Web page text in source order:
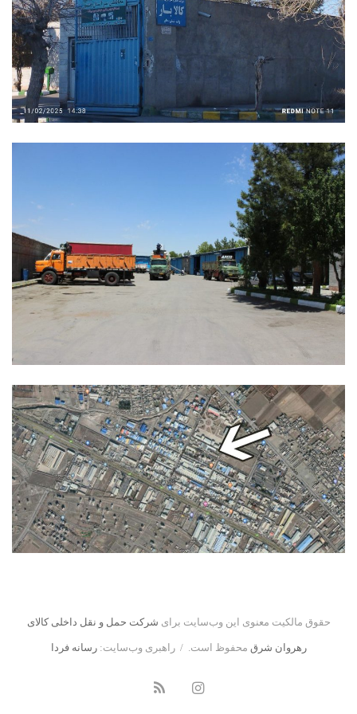
حقوق مالکیت معنوی این وب‌سایت برای شرکت حمل و نقل داخلی کالای
رهروان شرق محفوظ است. / راهبری وب‌سایت:رسانه فردا
اینستاگرامخوراک